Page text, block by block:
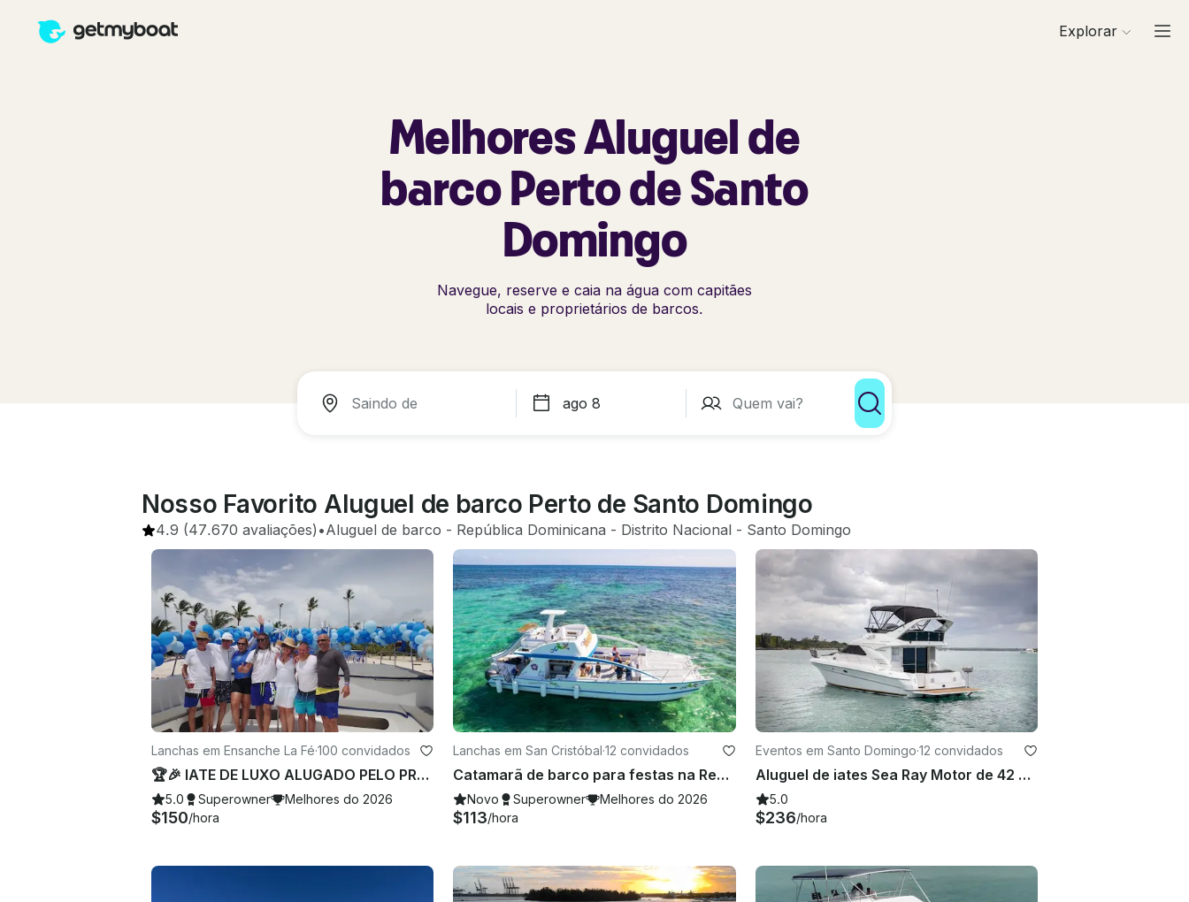
Explorar
Melhores Aluguel de
barco Perto de Santo
Domingo
Navegue, reserve e caia na água com capitães
locais e proprietários de barcos.
Nosso Favorito Aluguel de barco Perto de Santo Domingo
4.9 (47.670 avaliações) •Aluguel de barco - República Dominicana - Distrito Nacional - Santo Domingo
Lanchas em Ensanche La Fé·100 convidados
🏆🎉 IATE DE LUXO ALUGADO PELO PROPRIETÁRIO - Melhores prêmios de 2025 TOTALMENTE PRIVADOS 🎉
5.0 Superowner Melhores do 2026
$150/hora
Lanchas em San Cristóbal·12 convidados
Catamarã de barco para festas na República Dominicana
Novo Superowner Melhores do 2026
$113/hora
Eventos em Santo Domingo·12 convidados
Aluguel de iates Sea Ray Motor de 42 pés em Boca Chica, Santo Domingo
5.0
$236/hora